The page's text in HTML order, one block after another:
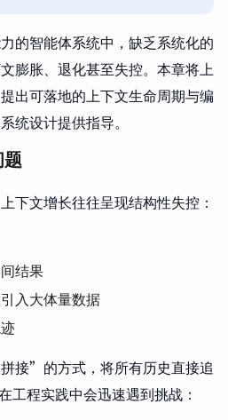
的智能体系统中，缺乏系统化的
膨胀、退化甚至失控。本章将上
出可落地的上下文生命周期与编
统设计提供指导。
题
下文增长往往呈现结构性失控：
结果
入大体量数据
接”的方式，将所有历史直接追
工程实践中会迅速遇到挑战：